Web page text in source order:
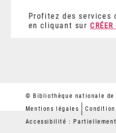
Profitez des services
en cliquant sur
© Bibliothèque nationale de
Mentions légales
Accessibilité :